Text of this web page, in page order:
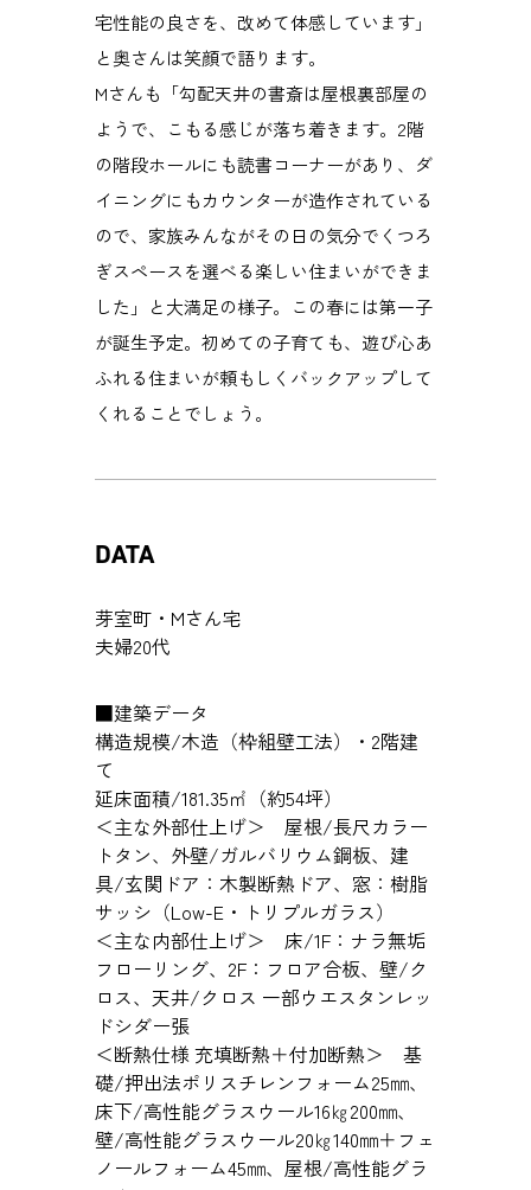
宅性能の良さを、改めて体感しています」
と奥さんは笑顔で語ります。
Mさんも「勾配天井の書斎は屋根裏部屋の
ようで、こもる感じが落ち着きます。2階
の階段ホールにも読書コーナーがあり、ダ
イニングにもカウンターが造作されている
ので、家族みんながその日の気分でくつろ
ぎスペースを選べる楽しい住まいができま
した」と大満足の様子。この春には第一子
が誕生予定。初めての子育ても、遊び心あ
ふれる住まいが頼もしくバックアップして
くれることでしょう。
DATA
芽室町・Mさん宅
夫婦20代
■建築データ
構造規模/木造（枠組壁工法）・2階建
て
延床面積/181.35㎡（約54坪）
＜主な外部仕上げ＞ 屋根/長尺カラー
トタン、外壁/ガルバリウム鋼板、建
具/玄関ドア：木製断熱ドア、窓：樹脂
サッシ（Low-E・トリプルガラス）
＜主な内部仕上げ＞ 床/1F：ナラ無垢
フローリング、2F：フロア合板、壁/ク
ロス、天井/クロス 一部ウエスタンレッ
ドシダー張
＜断熱仕様 充填断熱＋付加断熱＞ 基
礎/押出法ポリスチレンフォーム25㎜、
床下/高性能グラスウール16㎏200㎜、
壁/高性能グラスウール20㎏140㎜＋フェ
ノールフォーム45㎜、屋根/高性能グラ